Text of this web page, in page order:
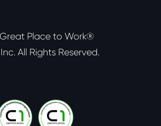
Place to Work®
All Rights Reserved.